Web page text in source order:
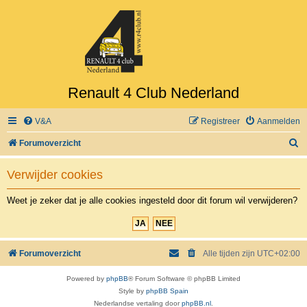
Renault 4 Club Nederland
V&A Aanmelden
Registreer
Forumoverzicht
o
Verwijder cookies
Weet je zeker dat je alle cookies ingesteld door dit forum wil verwijderen?
Forumoverzicht Alle tijden zijn UTC+02:00
Powered by phpBB® Forum Software © phpBB Limited
Style by phpBB Spain
Nederlandse vertaling doorphpBB.nl